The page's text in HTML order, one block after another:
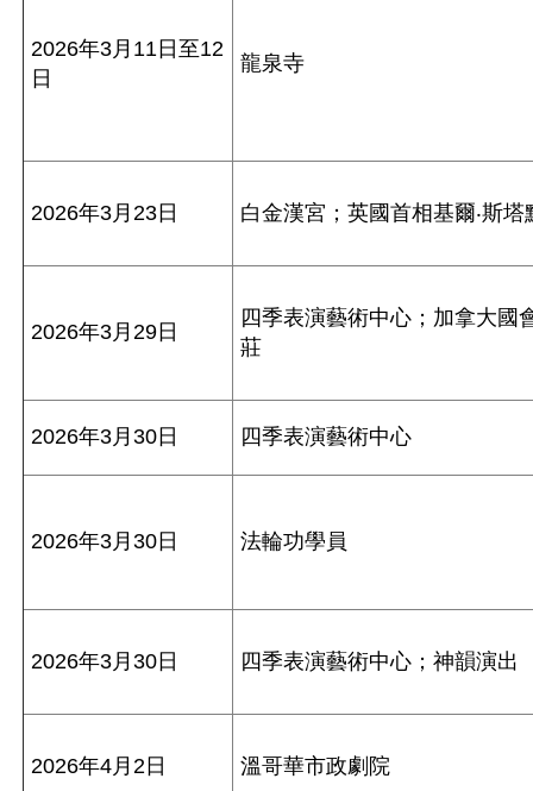
2026年3月11日至12
日
龍泉寺
2026年3月23日 白金漢宮；英國首相基爾‧斯塔
2026年3月29日
四季表演藝術中心；加拿大國
莊
2026年3月30日 四季表演藝術中心
2026年3月30日 法輪功學員
2026年3月30日 四季表演藝術中心；神韻演出
2026年4月2日 溫哥華市政劇院